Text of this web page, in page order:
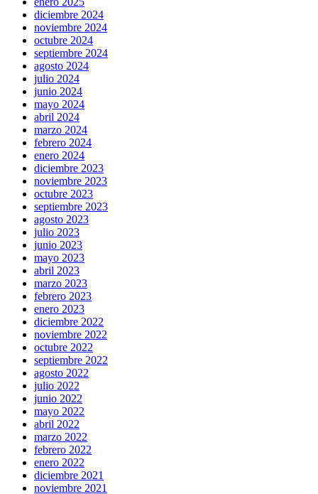
diciembre 2024
noviembre 2024
octubre 2024
septiembre 2024
agosto 2024
julio 2024
junio 2024
mayo 2024
abril 2024
marzo 2024
febrero 2024
enero 2024
diciembre 2023
noviembre 2023
octubre 2023
septiembre 2023
agosto 2023
julio 2023
junio 2023
mayo 2023
abril 2023
marzo 2023
febrero 2023
enero 2023
diciembre 2022
noviembre 2022
octubre 2022
septiembre 2022
agosto 2022
julio 2022
junio 2022
mayo 2022
abril 2022
marzo 2022
febrero 2022
enero 2022
diciembre 2021
noviembre 2021